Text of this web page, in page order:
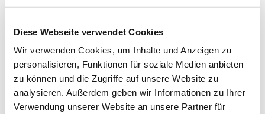
Diese Webseite verwendet Cookies
Wir verwenden Cookies, um Inhalte und Anzeigen zu
personalisieren, Funktionen für soziale Medien anbieten
zu können und die Zugriffe auf unsere Website zu
analysieren. Außerdem geben wir Informationen zu Ihrer
Verwendung unserer Website an unsere Partner für